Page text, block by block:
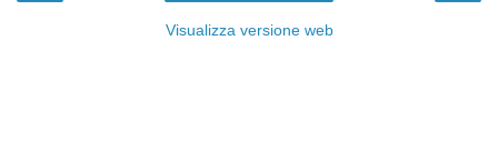
Visualizza versione web